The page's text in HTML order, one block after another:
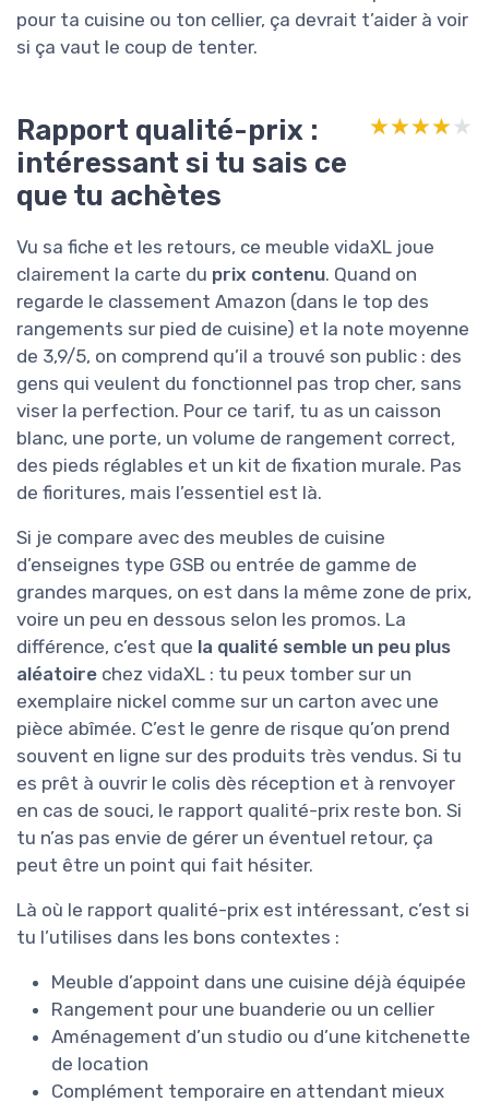
pour ta cuisine ou ton cellier, ça devrait t’aider à voir
si ça vaut le coup de tenter.
Rapport qualité-prix :
intéressant si tu sais ce
que tu achètes
★★★★★
★★★★★
Vu sa fiche et les retours, ce meuble vidaXL joue
clairement la carte du prix contenu. Quand on
regarde le classement Amazon (dans le top des
rangements sur pied de cuisine) et la note moyenne
de 3,9/5, on comprend qu’il a trouvé son public : des
gens qui veulent du fonctionnel pas trop cher, sans
viser la perfection. Pour ce tarif, tu as un caisson
blanc, une porte, un volume de rangement correct,
des pieds réglables et un kit de fixation murale. Pas
de fioritures, mais l’essentiel est là.
Si je compare avec des meubles de cuisine
d’enseignes type GSB ou entrée de gamme de
grandes marques, on est dans la même zone de prix,
voire un peu en dessous selon les promos. La
différence, c’est que la qualité semble un peu plus
aléatoire chez vidaXL : tu peux tomber sur un
exemplaire nickel comme sur un carton avec une
pièce abîmée. C’est le genre de risque qu’on prend
souvent en ligne sur des produits très vendus. Si tu
es prêt à ouvrir le colis dès réception et à renvoyer
en cas de souci, le rapport qualité-prix reste bon. Si
tu n’as pas envie de gérer un éventuel retour, ça
peut être un point qui fait hésiter.
Là où le rapport qualité-prix est intéressant, c’est si
tu l’utilises dans les bons contextes :
Meuble d’appoint dans une cuisine déjà équipée
Rangement pour une buanderie ou un cellier
Aménagement d’un studio ou d’une kitchenette
de location
Complément temporaire en attendant mieux